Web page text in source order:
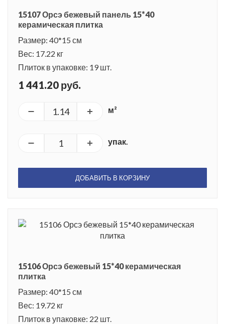
15107 Орсэ бежевый панель 15*40
керамическая плитка
Размер: 40*15 см
Вес: 17.22 кг
Плиток в упаковке: 19 шт.
1 441.20 руб.
м²
упак.
ДОБАВИТЬ В КОРЗИНУ
15106 Орсэ бежевый 15*40 керамическая
плитка
Размер: 40*15 см
Вес: 19.72 кг
Плиток в упаковке: 22 шт.